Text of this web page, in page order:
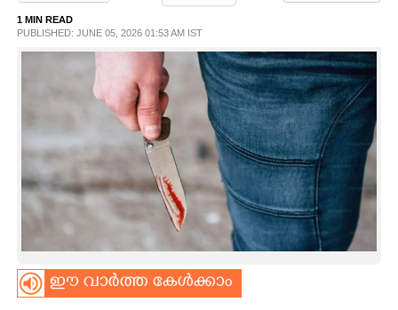
LIFESTYLE
INFO+
ART
ASTRO
1 MIN READ
PUBLISHED: JUNE 05, 2026 01:53 AM IST
ഈ വാർത്ത കേൾക്കാം